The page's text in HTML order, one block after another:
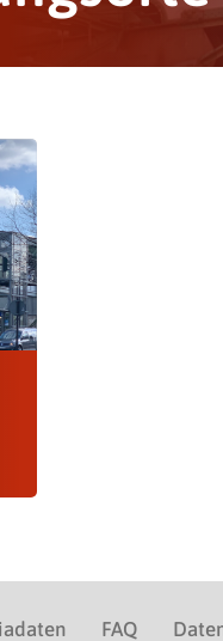
FAQ